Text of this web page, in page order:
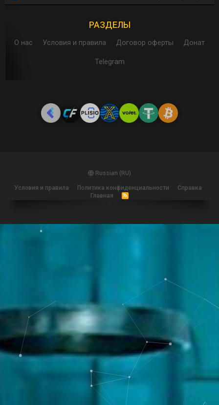
РАЗДЕЛЫ
О нас Условия и правила Договор оферты Донат
Telegram
Russian (RU)
Условия и правила Политика конфиденциальности
Справка
Главная
R